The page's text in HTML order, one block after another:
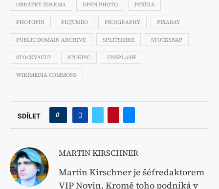
OBRÁZKY ZDARMA OPEN PHOTO PEXELS
PHOTOPIN PICJUMBO PICOGRAPHY PIXABAY
PUBLIC DOMAIN ARCHIVE SPLITSHIRE STOCKSNAP
STOCKVAULT STOKPIC UNSPLASH
WIKIMEDIA COMMONS
SDÍLET 0
MARTIN KIRSCHNER
Martin Kirschner je šéfredaktorem
VIP Novin. Kromě toho podniká v